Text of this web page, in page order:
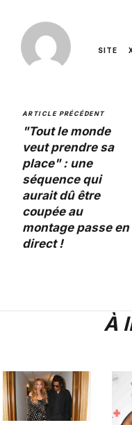
SITE
ARTICLE PRÉCÉDENT
"Tout le monde
veut prendre sa
place" : une
séquence qui
aurait dû être
coupée au
montage passe en
direct !
À